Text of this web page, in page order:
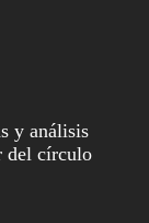
y análisis
del círculo